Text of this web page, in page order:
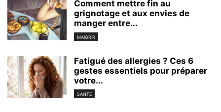
Comment mettre fin au
grignotage et aux envies de
manger entre...
MAIGRIR
Fatigué des allergies ? Ces 6
gestes essentiels pour préparer
votre...
SANTÉ